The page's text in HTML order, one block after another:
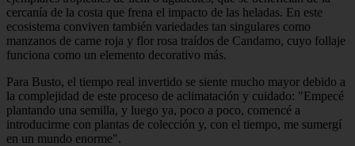
cercanía de la costa que frena el impacto de las heladas. En este
ecosistema conviven también variedades tan singulares como
manzanos de carne roja y flor rosa traídos de Candamo, cuyo follaje
funciona como un elemento decorativo más.
Para Busto, el tiempo real invertido se siente mucho mayor debido a
la complejidad de este proceso de aclimatación y cuidado: "Empecé
plantando una semilla, y luego ya, poco a poco, comencé a
introducirme con plantas de colección y, con el tiempo, me sumergí
en un mundo enorme".